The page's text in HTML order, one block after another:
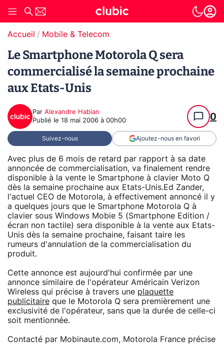
Accueil Mobile & Telecom
Le Smartphone Motorola Q sera
commercialisé la semaine prochaine
aux Etats-Unis
Par Alexandre Habian
Publié le 18 mai 2006 à 00h00 0
Suivez-nous Ajoutez-nous en favori
Avec plus de 6 mois de retard par rapport à sa date
annoncée de commercialisation, va finalement rendre
disponible à la vente le Smartphone à clavier Moto Q
dès la semaine prochaine aux Etats-Unis.Ed Zander,
l'actuel CEO de Motorola, à effectivement annoncé il y
a quelques jours que le Smartphone Motorola Q à
clavier sous Windows Mobie 5 (Smartphone Edition /
écran non tactile) sera disponible à la vente aux Etats-
Unis dès la semaine prochaine, faisant taire les
rumeurs d'annulation de la commercialisation du
produit.
Cette annonce est aujourd'hui confirmée par une
annonce similaire de l'opérateur Américain Verizon
Wireless qui précise à travers une plaquette
publicitaire que le Motorola Q sera premièrement une
exclusivité de l'opérateur, sans que la durée de celle-ci
soit mentionnée.
Contacté par Mobinaute.com, Motorola France précise